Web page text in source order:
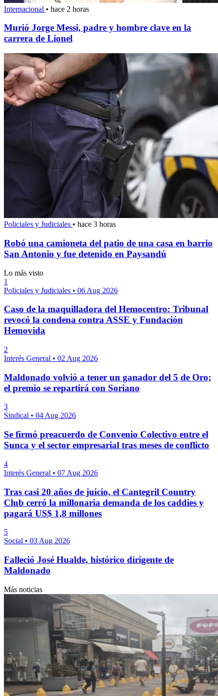
Internacional • hace 2 horas
Murió Jorge Messi, padre y hombre clave en la
carrera de Lionel
Policiales y Judiciales • hace 3 horas
Robó una camioneta del patio de una casa en barrio
San Antonio y fue detenido en Paysandú
Lo más visto
1
Policiales y Judiciales • 06 Aug 2026
Caso de la maquilladora del Hemocentro: Tribunal
revocó la condena contra ASSE y Fundación
Hemovida
2
Interés General • 02 Aug 2026
Maldonado volvió a tener un ganador del 5 de Oro;
el premio se repartirá con Soriano
3
Sindical • 04 Aug 2026
Se firmó preacuerdo de Convenio Colectivo entre el
Sunca y el sector empresarial tras meses de conflicto
4
Interés General • 07 Aug 2026
Tras casi 20 años de juicio, el Cantegril Country
Club cerró la millonaria demanda de los caddies y
pagará US$ 1,8 millones
5
Social • 03 Aug 2026
Falleció José Hualde, histórico dirigente de
Maldonado
Más noticias